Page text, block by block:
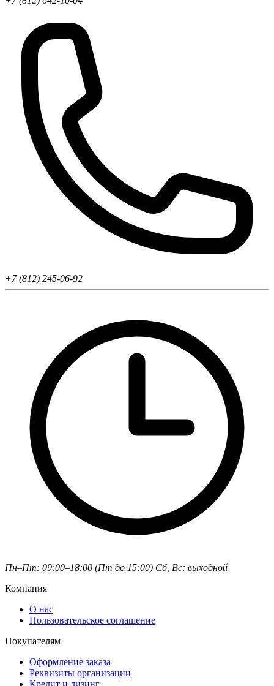
+7 (812) 245-06-92
Пн–Пт: 09:00–18:00 (Пт до 15:00) Сб, Вс: выходной
Компания
О нас
Пользовательское соглашение
Покупателям
Оформление заказа
Реквизиты организации